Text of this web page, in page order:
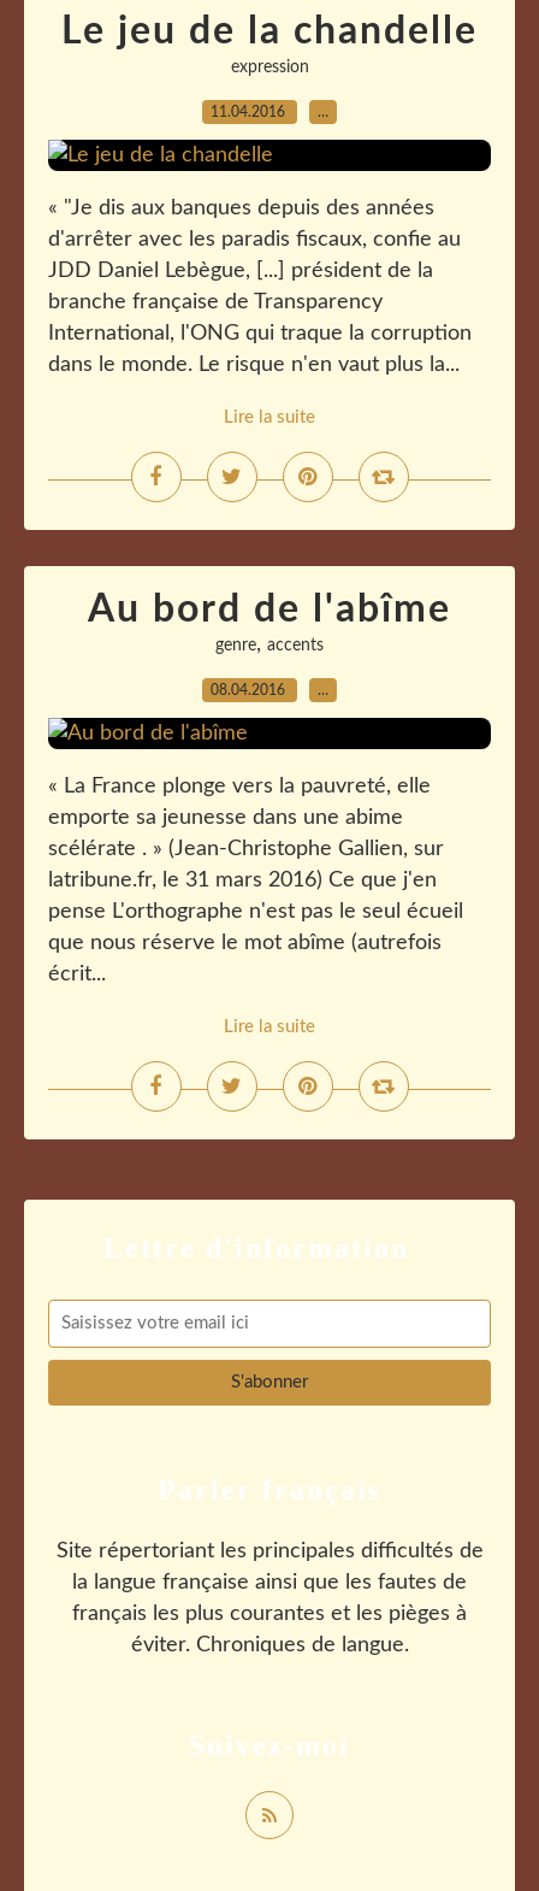
Le jeu de la chandelle
expression
11.04.2016 …
« "Je dis aux banques depuis des années
d'arrêter avec les paradis fiscaux, confie au
JDD Daniel Lebègue, [...] président de la
branche française de Transparency
International, l'ONG qui traque la corruption
dans le monde. Le risque n'en vaut plus la...
Lire la suite
Au bord de l'abîme
genre, accents
08.04.2016 …
« La France plonge vers la pauvreté, elle
emporte sa jeunesse dans une abime
scélérate . » (Jean-Christophe Gallien, sur
latribune.fr, le 31 mars 2016) Ce que j'en
pense L'orthographe n'est pas le seul écueil
que nous réserve le mot abîme (autrefois
écrit...
Lire la suite
Suivez-moi
Parler français
Site répertoriant les principales difficultés de
la langue française ainsi que les fautes de
français les plus courantes et les pièges à
éviter. Chroniques de langue.